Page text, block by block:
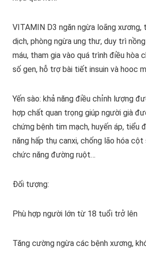
VITAMIN D3 ngăn ngừa loãng xương,
dịch, phòng ngừa ung thư, duy trì
máu, tham gia vào quá trình điều hòa
số gen, hỗ trợ bài tiết insuin và hooc
Yến sào: khả năng điều chỉnh lượng
hợp chất quan trọng giúp người già
chứng bệnh tim mạch, huyến áp, tiểu
năng hấp thụ canxi, chống lão hóa cột
chức năng đường ruột…
Đối tượng:
Phù hợp người lớn từ 18 tuổi trở lên
Tăng cường ngừa các bệnh xương,